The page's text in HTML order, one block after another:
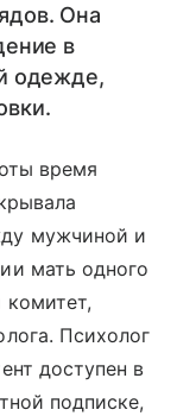
Она
в
одежде,
время
мужчиной и
мать одного
комитет,
Психолог
доступен в
подписке,